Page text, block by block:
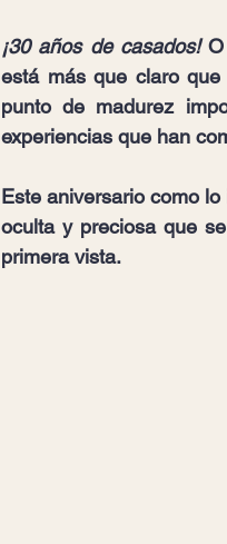
¡30 años de casados! O
está más que claro
punto de madurez
experiencias que han
Este aniversario como
oculta y preciosa que
primera vista.